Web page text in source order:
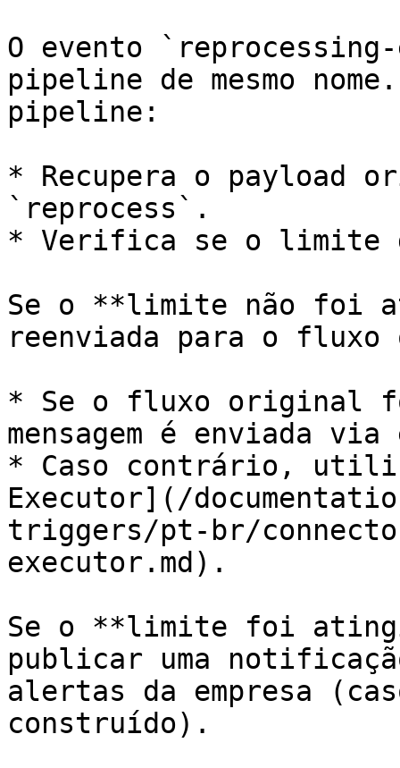
O evento
pipeline de mesmo
pipeline:
* Recupera o payload
`reprocess`.
* Verifica se o limite
Se o **limite não foi
reenviada para o
* Se o fluxo original
mensagem é enviada
* Caso contrário,
Executor](/
triggers/pt-br/
executor.md).
Se o **limite foi
publicar uma
alertas da empresa
construído).